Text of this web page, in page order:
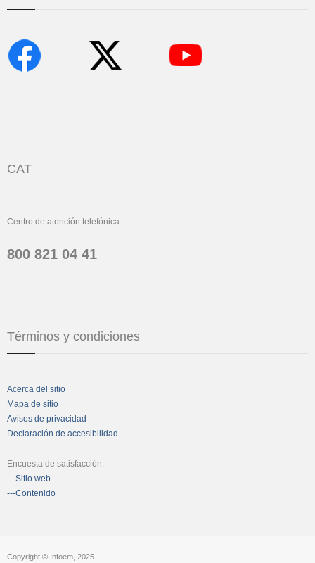
CAT
Centro de atención telefónica
800 821 04 41
Términos y condiciones
Acerca del sitio
Mapa de sitio
Avisos de privacidad
Declaración de accesibilidad
Encuesta de satisfacción:
---Sitio web
---Contenido
Copyright © Infoem, 2025